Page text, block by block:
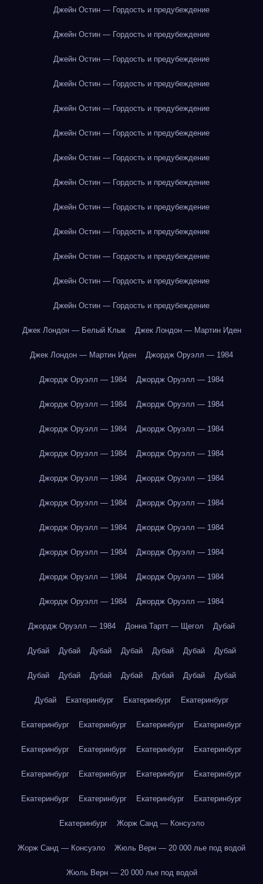
Джейн Остин — Гордость и предубеждение
Джейн Остин — Гордость и предубеждение
Джейн Остин — Гордость и предубеждение
Джейн Остин — Гордость и предубеждение
Джейн Остин — Гордость и предубеждение
Джейн Остин — Гордость и предубеждение
Джейн Остин — Гордость и предубеждение
Джейн Остин — Гордость и предубеждение
Джейн Остин — Гордость и предубеждение
Джейн Остин — Гордость и предубеждение
Джейн Остин — Гордость и предубеждение
Джейн Остин — Гордость и предубеждение
Джейн Остин — Гордость и предубеждение
Джек Лондон — Белый Клык Джек Лондон — Мартин Иден
Джек Лондон — Мартин Иден Джордж Оруэлл — 1984
Джордж Оруэлл — 1984 Джордж Оруэлл — 1984
Джордж Оруэлл — 1984 Джордж Оруэлл — 1984
Джордж Оруэлл — 1984 Джордж Оруэлл — 1984
Джордж Оруэлл — 1984 Джордж Оруэлл — 1984
Джордж Оруэлл — 1984 Джордж Оруэлл — 1984
Джордж Оруэлл — 1984 Джордж Оруэлл — 1984
Джордж Оруэлл — 1984 Джордж Оруэлл — 1984
Джордж Оруэлл — 1984 Джордж Оруэлл — 1984
Джордж Оруэлл — 1984 Джордж Оруэлл — 1984
Джордж Оруэлл — 1984 Джордж Оруэлл — 1984
Джордж Оруэлл — 1984 Донна Тартт — Щегол Дубай
Дубай Дубай Дубай Дубай Дубай Дубай Дубай
Дубай Дубай Дубай Дубай Дубай Дубай Дубай
Дубай Екатеринбург Екатеринбург Екатеринбург
Екатеринбург Екатеринбург Екатеринбург Екатеринбург
Екатеринбург Екатеринбург Екатеринбург Екатеринбург
Екатеринбург Екатеринбург Екатеринбург Екатеринбург
Екатеринбург Екатеринбург Екатеринбург Екатеринбург
Екатеринбург Жорж Санд — Консуэло
Жорж Санд — Консуэло Жюль Верн — 20 000 лье под водой
Жюль Верн — 20 000 лье под водой